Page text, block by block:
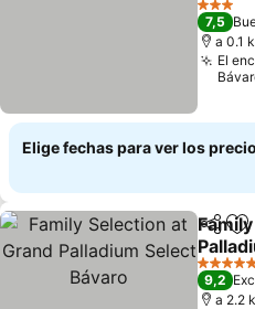
Ver
3 Estrellas
7,5
a 0.1
El
Elige fechas para ver los
Ver
5 Estrellas
9,2
a 2.2